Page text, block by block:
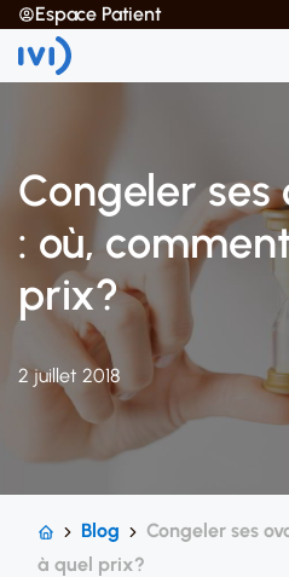
Espace Patient
Congeler ses
: où,
prix?
2 juillet 2018
Blog
Congeler ses
à quel prix?